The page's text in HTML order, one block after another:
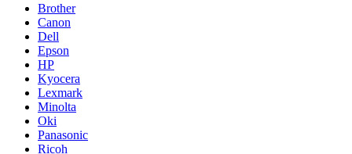
Brother
Canon
Dell
Epson
HP
Kyocera
Lexmark
Minolta
Oki
Panasonic
Ricoh